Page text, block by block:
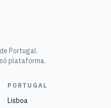
Portugal.
plataforma.
PORTUGAL
Lisboa